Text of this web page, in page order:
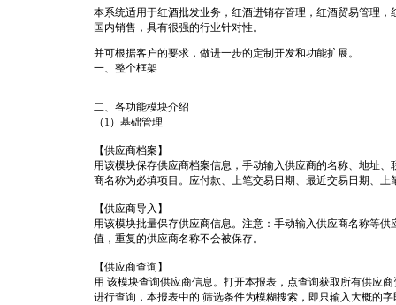
本系统适用于红酒批发业务，红酒进销存管理，红酒贸易管理
国内销售，具有很强的行业针对性。
并可根据客户的要求，做进一步的定制开发和功能扩展。
一、整个框架
二、各功能模块介绍
（1）基础管理
【供应商档案】
用该模块保存供应商档案信息，手动输入供应商的名称、地址
商名称为必填项目。应付款、上笔交易日期、最近交易日期、
【供应商导入】
用该模块批量保存供应商信息。注意：手动输入供应商名称等
值，重复的供应商名称不会被保存。
【供应商查询】
用 该模块查询供应商信息。打开本报表，点查询获取所有供应
进行查询，本报表中的 筛选条件为模糊搜索，即只输入大概的